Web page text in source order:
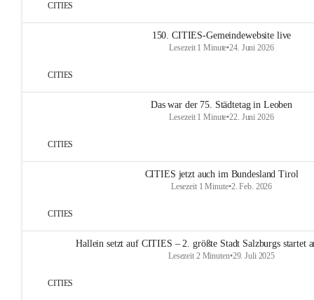
CITIES
150. CITIES-Gemeindewebsite live
Lesezeit 1 Minute•24. Juni 2026
CITIES
Das war der 75. Städtetag in Leoben
Lesezeit 1 Minute•22. Juni 2026
CITIES
CITIES jetzt auch im Bundesland Tirol
Lesezeit 1 Minute•2. Feb. 2026
CITIES
Hallein setzt auf CITIES – 2. größte Stadt Salzburgs startet
Lesezeit 2 Minuten•29. Juli 2025
CITIES